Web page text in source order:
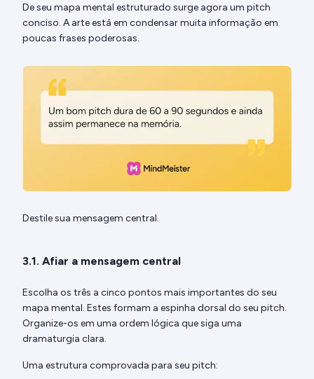
De seu mapa mental estruturado surge agora um pitch
conciso. A arte está em condensar muita informação em
poucas frases poderosas.
Destile sua mensagem central.
3.1. Afiar a mensagem central
Escolha os três a cinco pontos mais importantes do seu
mapa mental. Estes formam a espinha dorsal do seu pitch.
Organize-os em uma ordem lógica que siga uma
dramaturgia clara.
Uma estrutura comprovada para seu pitch: